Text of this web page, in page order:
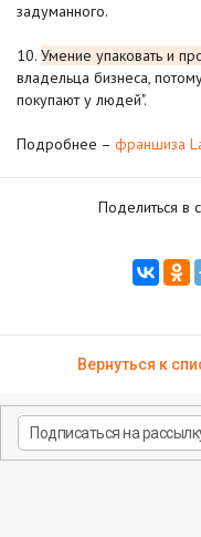
задуманного.
10. Умение упаковать и
владельца бизнеса,
покупают у людей".
Подробнее – франшиза
Поделиться в
Вернуться к